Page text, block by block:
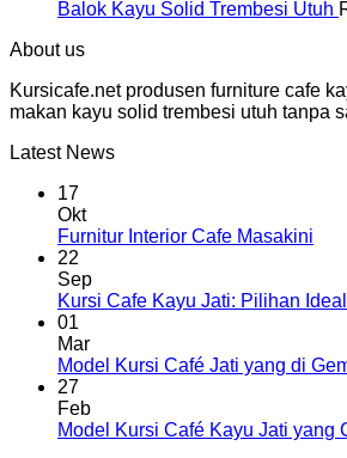
Balok Kayu Solid Trembesi Utuh
About us
Kursicafe.net produsen furniture cafe
makan kayu solid trembesi utuh tanpa
Latest News
17
Okt
Furnitur Interior Cafe Masakini
22
Sep
Kursi Cafe Kayu Jati: Pilihan
01
Mar
Model Kursi Café Jati yang di
27
Feb
Model Kursi Café Kayu Jati yang